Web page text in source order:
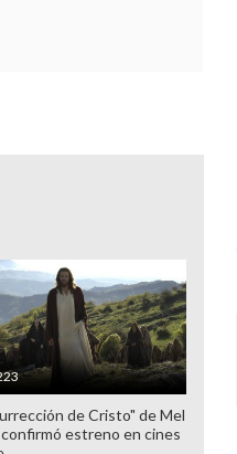
de Cristo" de Mel
estreno en cines